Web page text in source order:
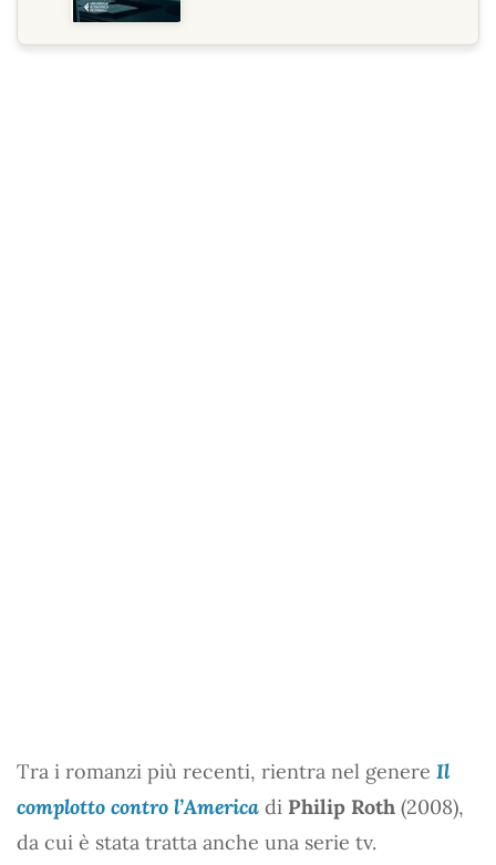
Tra i romanzi più recenti, rientra nel genere Il
complotto contro l’America di Philip Roth (2008),
da cui è stata tratta anche una serie tv.